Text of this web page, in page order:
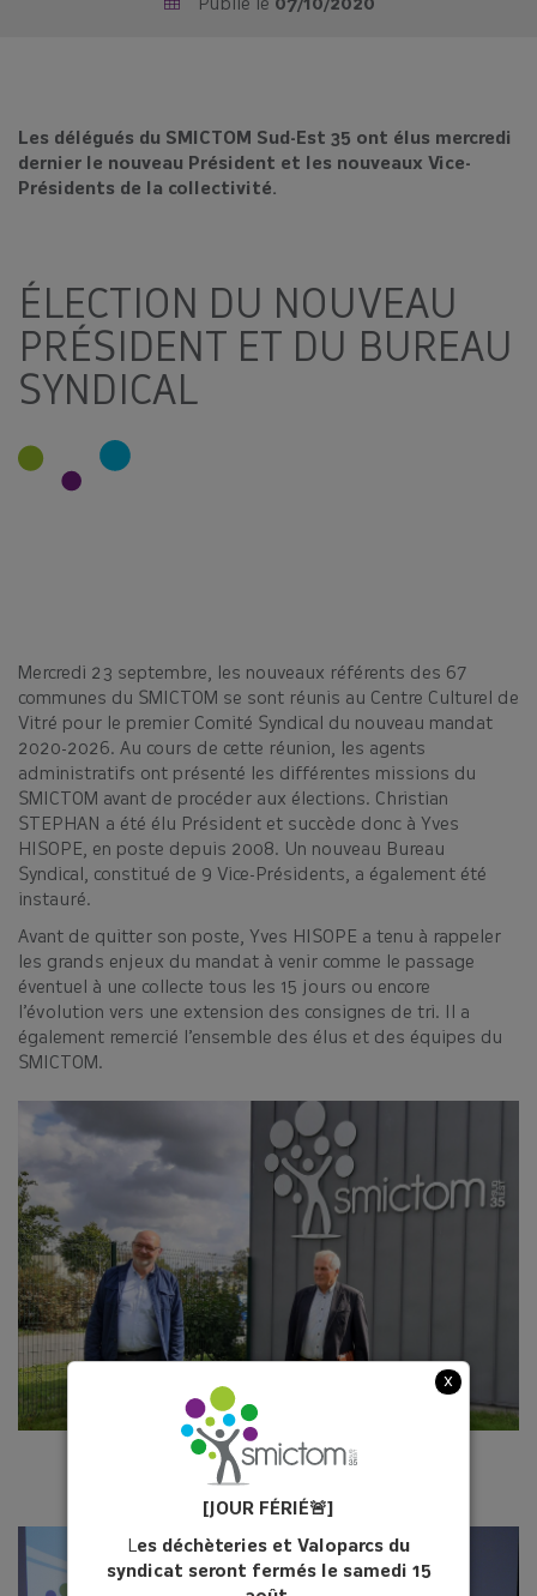
x
[JOUR FÉRIÉ🚨]
Les déchèteries et Valoparcs du
syndicat seront fermés le samedi 15
Publié le 07/10/2020
Les délégués du SMICTOM Sud-Est 35 ont élus mercredi
dernier le nouveau Président et les nouveaux Vice-
Présidents de la collectivité.
ÉLECTION DU NOUVEAU
PRÉSIDENT ET DU BUREAU
SYNDICAL
Mercredi 23 septembre, les nouveaux référents des 67
communes du SMICTOM se sont réunis au Centre Culturel de
Vitré pour le premier Comité Syndical du nouveau mandat
2020-2026. Au cours de cette réunion, les agents
administratifs ont présenté les différentes missions du
SMICTOM avant de procéder aux élections. Christian
STEPHAN a été élu Président et succède donc à Yves
HISOPE, en poste depuis 2008. Un nouveau Bureau
Syndical, constitué de 9 Vice-Présidents, a également été
instauré.
Avant de quitter son poste, Yves HISOPE a tenu à rappeler
les grands enjeux du mandat à venir comme le passage
éventuel à une collecte tous les 15 jours ou encore
l’évolution vers une extension des consignes de tri. Il a
également remercié l’ensemble des élus et des équipes du
SMICTOM.